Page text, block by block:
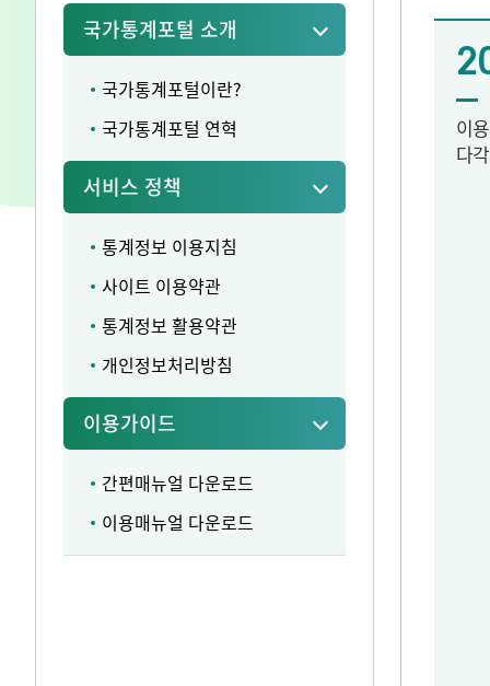
국가통계포털 소개
국가통계포털이란?
국가통계포털 연혁
서비스 정책
통계정보 이용지침
사이트 이용약관
통계정보 활용약관
개인정보처리방침
이용가이드
간편매뉴얼 다운로드
이용매뉴얼 다운로드
이
다